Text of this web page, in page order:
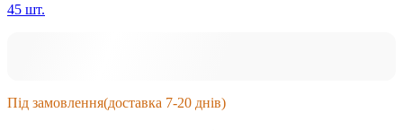
45 шт.
Під замовлення(доставка 7-20 днів)